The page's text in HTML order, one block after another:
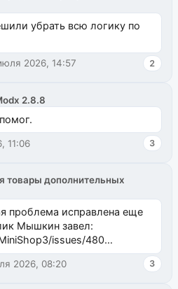
убрать всю логику по
2026, 14:57 2
2.8.8
11:06 3
товары дополнительных
проблема исправлена еще
Мышкин завел:
issues/480
issues/481Исправим
2026, 08:20 3